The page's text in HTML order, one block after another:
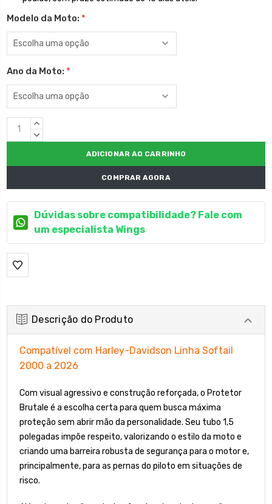
Modelo da Moto: *
Ano da Moto: *
EstoqueQUANTIDADE
CRESCENTE:
QUANTIDADE
COMPRAR AGORA
Dúvidas sobre compatibilidade? Fale com
um especialista Wings
Descrição do Produto
Compatível com Harley-Davidson Linha Softail
2000 a 2026
Com visual agressivo e construção reforçada, o Protetor
Brutale é a escolha certa para quem busca máxima
proteção sem abrir mão da personalidade. Seu tubo 1,5
polegadas impõe respeito, valorizando o estilo da moto e
criando uma barreira robusta de segurança para o motor e,
principalmente, para as pernas do piloto em situações de
risco.